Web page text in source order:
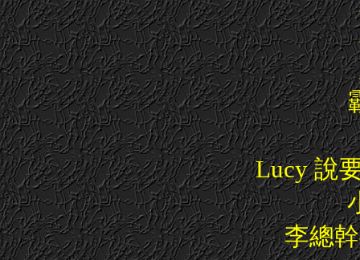
Lucy 說
李總